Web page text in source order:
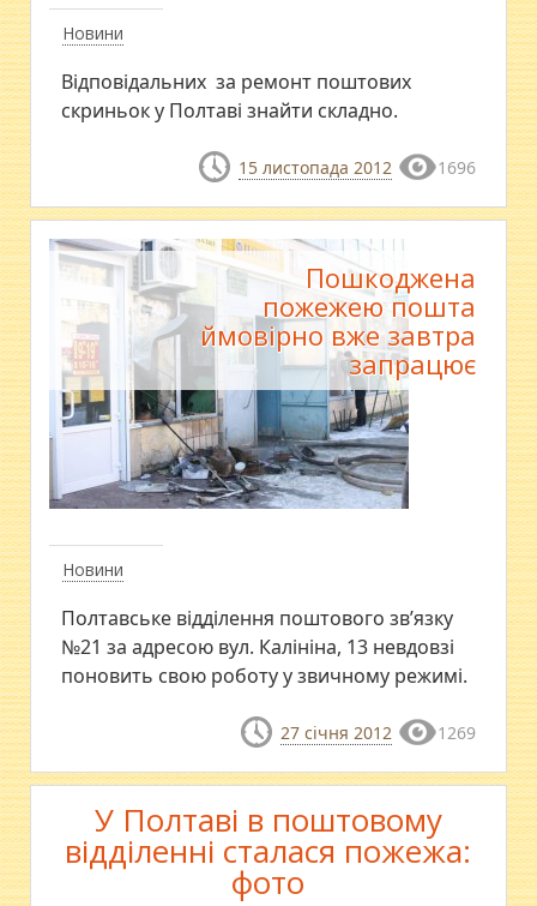
Новини
Відповідальних за ремонт поштових
скриньок у Полтаві знайти складно.
15 листопада 2012 1696
Новини
Пошкоджена
пожежею пошта
ймовірно вже завтра
запрацює
Полтавське відділення поштового зв’язку
№21 за адресою вул. Калініна, 13 невдовзі
поновить свою роботу у звичному режимі.
27 січня 2012 1269
У Полтаві в поштовому
відділенні сталася пожежа:
фото